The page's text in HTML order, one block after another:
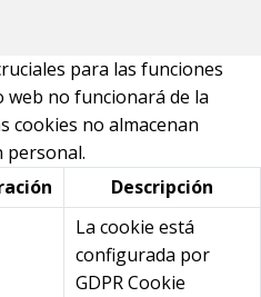
para las funciones
web no funcionará de la
cookies no almacenan
personal.
Descripción
La cookie está
configurada por
GDPR Cookie